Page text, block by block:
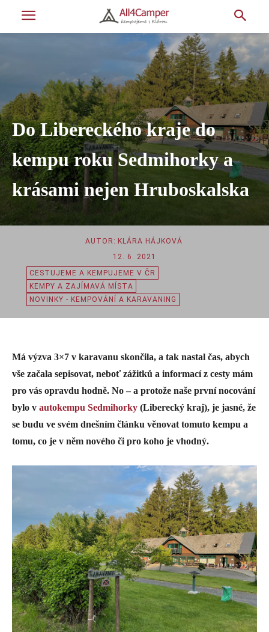
Do Libereckého kraje do
kempu roku Sedmihorky a
krásami nejen Hruboskalska
AUTOR: KLÁRA HÁJKOVÁ
12. 6. 2021
CESTUJEME A KEMPUJEME V ČR
KEMPY A ZAJÍMAVÁ MÍSTA
NOVINKY - KEMPOVÁNÍ A KARAVANING
Má výzva 3×7 v karavanu skončila, a tak nastal čas, abych
vše začala sepisovat, neboť zážitků a informací z cesty mám
pro vás opravdu hodně. No – a protože naše první nocování
bylo v autokempu Sedmihorky (Liberecký kraj), je jasné, že
se budu ve svém dnešním článku věnovat tomuto kempu a
tomu, co je v něm nového či pro koho je vhodný.